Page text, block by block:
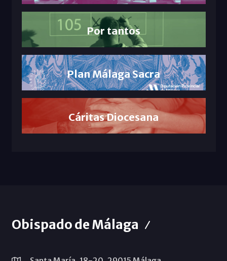
Por tantos
Plan Málaga Sacra
Cáritas Diocesana
Obispado de Málaga